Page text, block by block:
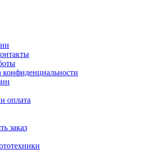
оплата
заказ